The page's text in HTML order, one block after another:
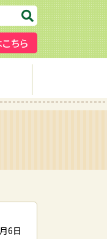
ちら
6日